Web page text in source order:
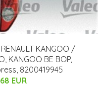
KANGOO /
KANGOO BE BOP,
8200419945
EUR